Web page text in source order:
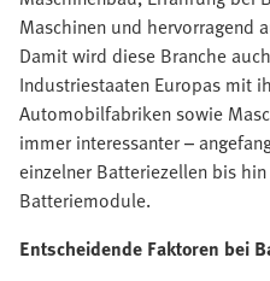
Maschinen und hervorragend
Damit wird diese Branche
Industriestaaten Europas mit
Automobilfabriken sowie
immer interessanter –
einzelner Batteriezellen bis
Batteriemodule.
Entscheidende Faktoren bei